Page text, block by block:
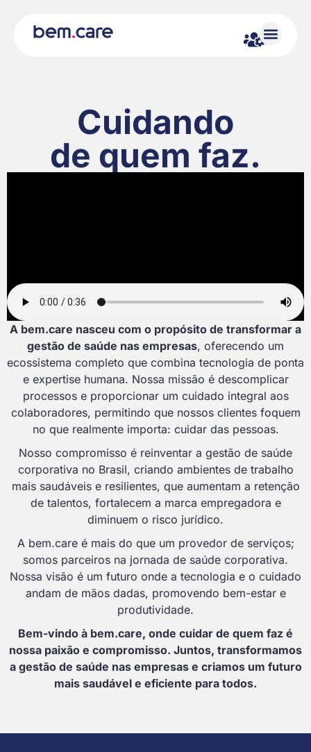
Cuidando
de quem faz.
A bem.care nasceu com o propósito de transformar a
gestão de saúde nas empresas, oferecendo um
ecossistema completo que combina tecnologia de ponta
e expertise humana. Nossa missão é descomplicar
processos e proporcionar um cuidado integral aos
colaboradores, permitindo que nossos clientes foquem
no que realmente importa: cuidar das pessoas.
Nosso compromisso é reinventar a gestão de saúde
corporativa no Brasil, criando ambientes de trabalho
mais saudáveis e resilientes, que aumentam a retenção
de talentos, fortalecem a marca empregadora e
diminuem o risco jurídico.
A bem.care é mais do que um provedor de serviços;
somos parceiros na jornada de saúde corporativa.
Nossa visão é um futuro onde a tecnologia e o cuidado
andam de mãos dadas, promovendo bem-estar e
produtividade.
Bem-vindo à bem.care, onde cuidar de quem faz é
nossa paixão e compromisso. Juntos, transformamos
a gestão de saúde nas empresas e criamos um futuro
mais saudável e eficiente para todos.